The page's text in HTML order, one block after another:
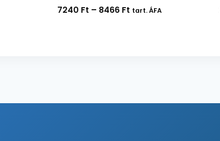
7240 Ft – 8466 FtÁrtartomány:
tart. ÁFA